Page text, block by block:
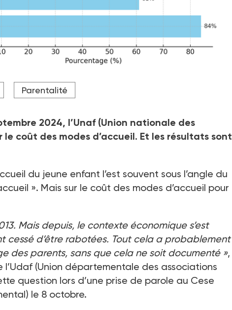
Parentalité
2024, l’Unaf (Union nationale des
le coût des modes d’accueil. Et les résultats sont
du jeune enfant l’est souvent sous l’angle du
». Mais sur le coût des modes d’accueil pour
Mais depuis, le contexte économique s’est
cessé d’être rabotées. Tout cela a probablement
des parents, sans que cela ne soit documenté »,
(Union départementale des associations
question lors d’une prise de parole au Cese
) le 8 octobre.